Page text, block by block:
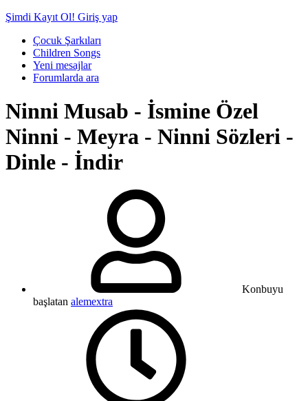
Şimdi Kayıt Ol! Giriş yap
Çocuk Şarkıları
Children Songs
Yeni mesajlar
Forumlarda ara
Ninni Musab - İsmine Özel
Ninni - Meyra - Ninni Sözleri -
Dinle - İndir
Konbuyu
başlatan alemextra